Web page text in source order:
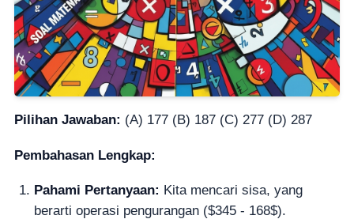
Pilihan Jawaban: (A) 177 (B) 187 (C) 277 (D) 287
Pembahasan Lengkap:
Pahami Pertanyaan: Kita mencari sisa, yang
berarti operasi pengurangan ($345 - 168$).